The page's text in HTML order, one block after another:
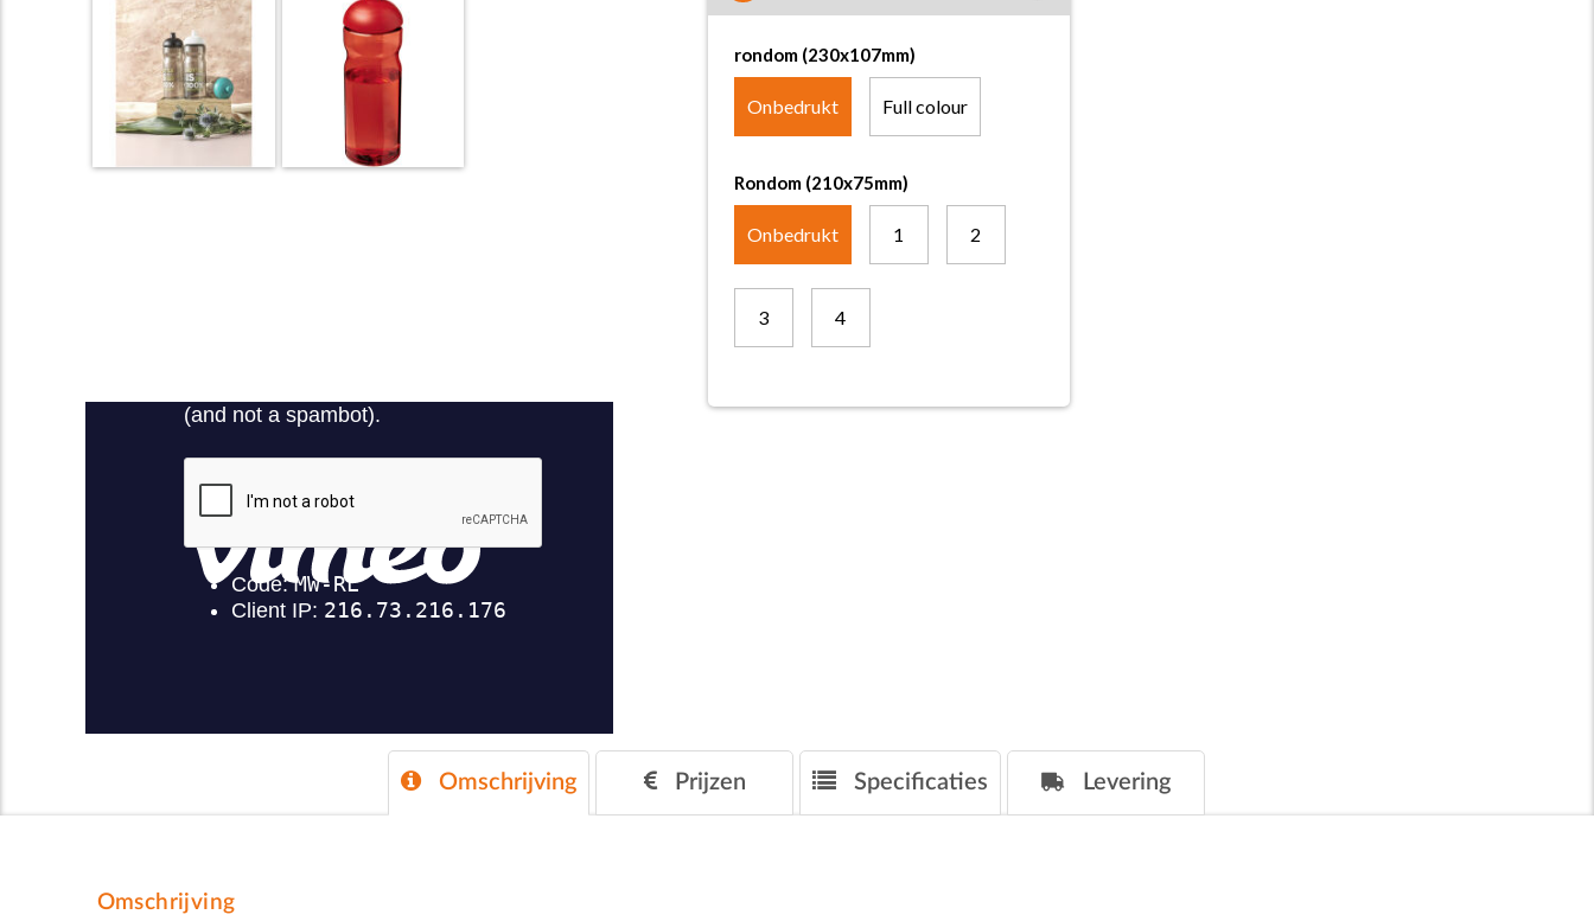
rondom (230x107mm)
Onbedrukt Full colour
Rondom (210x75mm)
Onbedrukt 1 2
3 4
Omschrijving Prijzen Specificaties Levering
Omschrijving